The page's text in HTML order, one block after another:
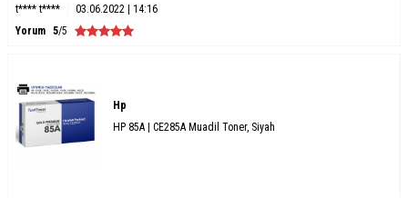
t**** t****
03.06.2022 | 14:16
Yorum 5/5
Hp
HP 85A | CE285A Muadil Toner, Siyah